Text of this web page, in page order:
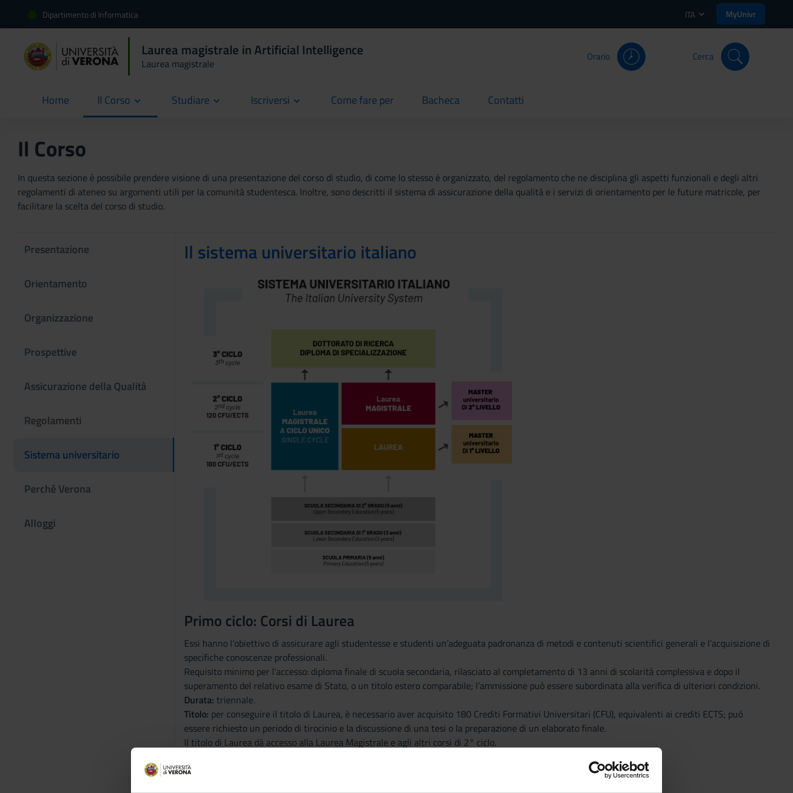
Dipartimento di Informatica ITA MyUnivr
Laurea magistrale in Artificial Intelligence
Laurea magistrale
Orario Cerca
Home
current Il Corso Studiare Iscriversi Come fare per
current Bacheca
current Contatti
current
Il Corso
In questa sezione è possibile prendere visione di una presentazione del corso di studio, di come lo stesso è organizzato, del regolamento che ne disciplina gli aspetti funzionali e degli altri
regolamenti di ateneo su argomenti utili per la comunità studentesca. Inoltre, sono descritti il sistema di assicurazione della qualità e i servizi di orientamento per le future matricole, per
facilitare la scelta del corso di studio.
Presentazione
Orientamento
Organizzazione
Prospettive
Assicurazione della Qualità
Regolamenti
Sistema universitario
Perché Verona
Alloggi
Il sistema universitario italiano
Primo ciclo: Corsi di Laurea
Essi hanno l’obiettivo di assicurare agli studentesse e studenti un’adeguata padronanza di metodi e contenuti scientifici generali e l’acquisizione di
specifiche conoscenze professionali.
Requisito minimo per l’accesso: diploma finale di scuola secondaria, rilasciato al completamento di 13 anni di scolarità complessiva e dopo il
superamento del relativo esame di Stato, o un titolo estero comparabile; l’ammissione può essere subordinata alla verifica di ulteriori condizioni.
Durata: triennale.
Titolo: per conseguire il titolo di Laurea, è necessario aver acquisito 180 Crediti Formativi Universitari (CFU), equivalenti ai crediti ECTS; può
essere richiesto un periodo di tirocinio e la discussione di una tesi o la preparazione di un elaborato finale.
Il titolo di Laurea dà accesso alla Laurea Magistrale e agli altri corsi di 2° ciclo.
Secondo ciclo: Corsi di Laurea Magistrale